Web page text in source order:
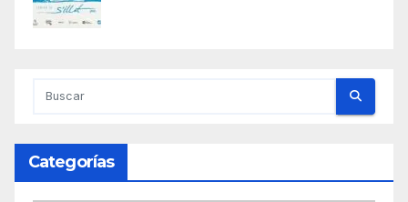
Categorías